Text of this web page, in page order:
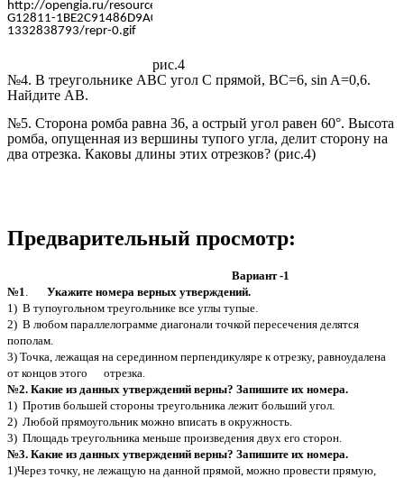
рис.4
№4. В треугольнике ABC угол C прямой, BC=6, sin A=0,6.
Найдите AB.
№5. Сторона ромба равна 36, а острый угол равен 60°. Высота
ромба, опущенная из вершины тупого угла, делит сторону на
два отрезка. Каковы длины этих отрезков? (рис.4)
Предварительный просмотр:
Вариант -1
№1
Укажите номера верных утверждений.
1) В тупоугольном треугольнике все углы тупые.
2) В любом параллелограмме диагонали точкой пересечения делятся
пополам.
3) Точка, лежащая на серединном перпендикуляре к отрезку, равноудалена
от концов этого отрезка.
№2. Какие из данных утверждений верны? Запишите их номера.
1) Против большей стороны треугольника лежит больший угол.
2) Любой прямоугольник можно вписать в окружность.
3) Площадь треугольника меньше произведения двух его сторон.
№3. Какие из данных утверждений верны? Запишите их номера.
1)Через точку, не лежащую на данной прямой, можно провести прямую,